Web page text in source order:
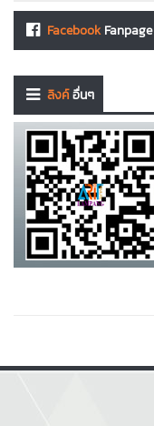
Facebook Fanpage
ลิงค์อื่นๆ